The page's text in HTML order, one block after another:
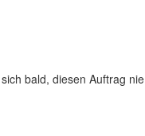
bald, diesen Auftrag nie